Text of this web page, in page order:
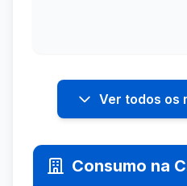
Ver todos os
Consumo na